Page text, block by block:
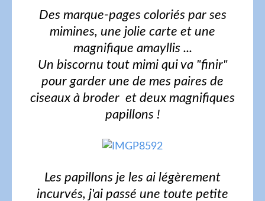
Des marque-pages coloriés par ses
mimines, une jolie carte et une
magnifique amayllis ...
Un biscornu tout mimi qui va "finir"
pour garder une de mes paires de
ciseaux à broder et deux magnifiques
papillons !
Les papillons je les ai légèrement
incurvés, j'ai passé une toute petite